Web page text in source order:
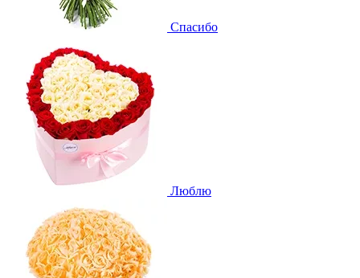
Спасибо
Люблю